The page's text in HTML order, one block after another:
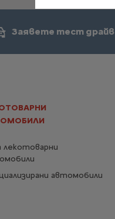
Заявете тест драйв
лекотоварни
автомобили